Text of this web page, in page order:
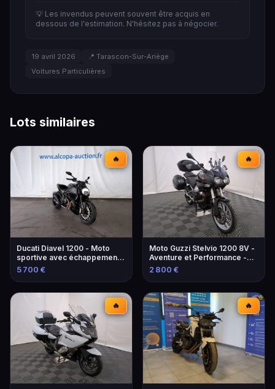
💡 Les invendus peuvent souvent être acquis en
dessous de l'estimation. N'hésitez pas à négocier.
19 avril 2026
📍 Tarascon-Sur-Ariège
Voitures Particulières
Lots similaires
🔥
Ducati Diavel 1200 - Moto
sportive avec échappement
modifié
5 700 €
🔥
Moto Guzzi Stelvio 1200 8V -
Aventure et Performance -
2013
2 800 €
🔥 🔥